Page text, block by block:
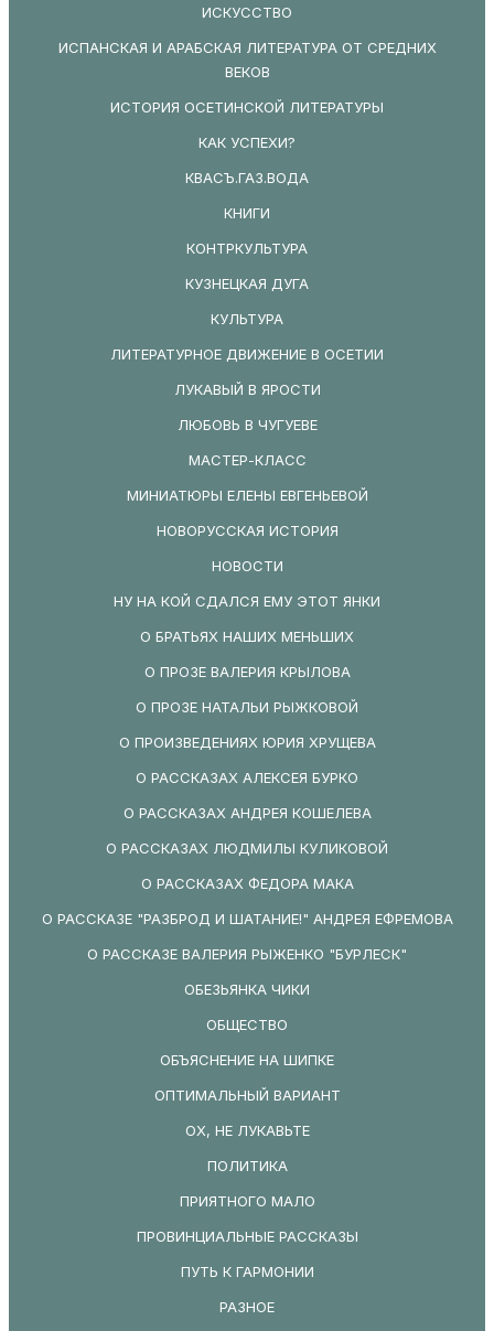
ИСКУССТВО
ИСПАНСКАЯ И АРАБСКАЯ ЛИТЕРАТУРА ОТ СРЕДНИХ
ВЕКОВ
ИСТОРИЯ ОСЕТИНСКОЙ ЛИТЕРАТУРЫ
КАК УСПЕХИ?
КВАСЪ.ГАЗ.ВОДА
КНИГИ
КОНТРКУЛЬТУРА
КУЗНЕЦКАЯ ДУГА
КУЛЬТУРА
ЛИТЕРАТУРНОЕ ДВИЖЕНИЕ В ОСЕТИИ
ЛУКАВЫЙ В ЯРОСТИ
ЛЮБОВЬ В ЧУГУЕВЕ
МАСТЕР-КЛАСС
МИНИАТЮРЫ ЕЛЕНЫ ЕВГЕНЬЕВОЙ
НОВОРУССКАЯ ИСТОРИЯ
НОВОСТИ
НУ НА КОЙ СДАЛСЯ ЕМУ ЭТОТ ЯНКИ
О БРАТЬЯХ НАШИХ МЕНЬШИХ
О ПРОЗЕ ВАЛЕРИЯ КРЫЛОВА
О ПРОЗЕ НАТАЛЬИ РЫЖКОВОЙ
О ПРОИЗВЕДЕНИЯХ ЮРИЯ ХРУЩЕВА
О РАССКАЗАХ АЛЕКСЕЯ БУРКО
О РАССКАЗАХ АНДРЕЯ КОШЕЛЕВА
О РАССКАЗАХ ЛЮДМИЛЫ КУЛИКОВОЙ
О РАССКАЗАХ ФЕДОРА МАКА
О РАССКАЗЕ "РАЗБРОД И ШАТАНИЕ!" АНДРЕЯ ЕФРЕМОВА
О РАССКАЗЕ ВАЛЕРИЯ РЫЖЕНКО "БУРЛЕСК"
ОБЕЗЬЯНКА ЧИКИ
ОБЩЕСТВО
ОБЪЯСНЕНИЕ НА ШИПКЕ
ОПТИМАЛЬНЫЙ ВАРИАНТ
ОХ, НЕ ЛУКАВЬТЕ
ПОЛИТИКА
ПРИЯТНОГО МАЛО
ПРОВИНЦИАЛЬНЫЕ РАССКАЗЫ
ПУТЬ К ГАРМОНИИ
РАЗНОЕ